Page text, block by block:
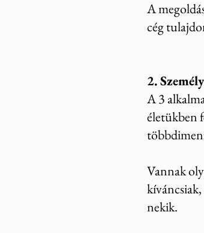
A
cég
2.
A 3
életükben
Vannak
nekik.